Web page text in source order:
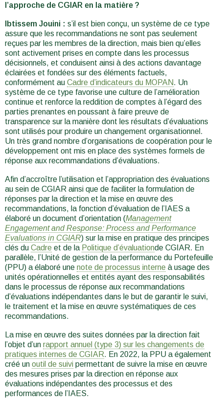
l’approche de CGIAR en la matière ?
Ibtissem Jouini : s’il est bien conçu, un système de ce type
assure que les recommandations ne sont pas seulement
reçues par les membres de la direction, mais bien qu’elles
sont activement prises en compte dans les processus
décisionnels, et conduisent ainsi à des actions davantage
éclairées et fondées sur des éléments factuels,
conformément au Cadre d’indicateurs du MOPAN. Un
système de ce type favorise une culture de l’amélioration
continue et renforce la reddition de comptes à l’égard des
parties prenantes en poussant à faire preuve de
transparence sur la manière dont les résultats d’évaluations
sont utilisés pour produire un changement organisationnel.
Un très grand nombre d’organisations de coopération pour le
développement ont mis en place des systèmes formels de
réponse aux recommandations d’évaluations.
Afin d’accroître l’utilisation et l’appropriation des évaluations
au sein de CGIAR ainsi que de faciliter la formulation de
réponses par la direction et la mise en œuvre des
recommandations, la fonction d’évaluation de l’IAES a
élaboré un document d’orientation (Management
Engagement and Response: Process and Performance
Evaluations in CGIAR) sur la mise en pratique des principes
clés du Cadre et de la Politique d’évaluationde CGIAR. En
parallèle, l’Unité de gestion de la performance du Portefeuille
(PPU) a élaboré une note de processus interne à usage des
unités opérationnelles et entités ayant des responsabilités
dans le processus de réponse aux recommandations
d’évaluations indépendantes dans le but de garantir le suivi,
le traitement et la mise en œuvre systématiques de ces
recommandations.
La mise en œuvre des suites données par la direction fait
l’objet d’un rapport annuel (type 3) sur les changements de
pratiques internes de CGIAR. En 2022, la PPU a également
créé un outil de suivi permettant de suivre la mise en œuvre
des mesures prises par la direction en réponse aux
évaluations indépendantes des processus et des
performances de l’IAES.